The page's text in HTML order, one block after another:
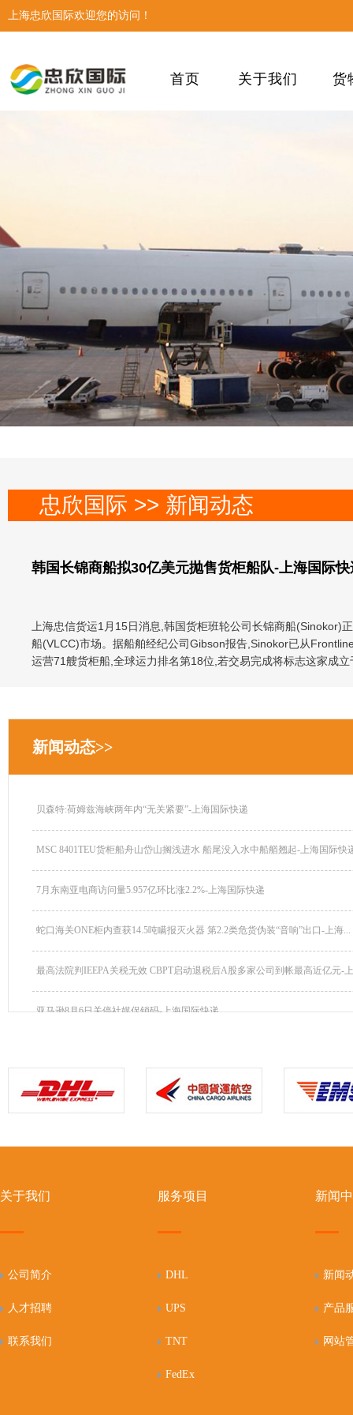
上海忠欣国际欢迎您的访问！
首页 关于我们 货
忠欣国际 >> 新闻动态
韩国长锦商船拟30亿美元抛售货柜船队-上海国际快
上海忠信货运1月15日消息,韩国货柜班轮公司长锦商船
船(VLCC)市场。据船舶经纪公司Gibson报告,Sinokor已从
运营71艘货柜船,全球运力排名第18位,若交易完成将标志这家成
新闻动态>>
贝森特:荷姆兹海峡两年内“无关紧要”-上海国际快递
MSC 8401TEU货柜船舟山岱山搁浅进水 船尾没入水中船艏翘起-上海国际快
7月东南亚电商访问量5.957亿环比涨2.2%-上海国际快递
蛇口海关ONE柜内查获14.5吨瞒报灭火器 第2.2类危货伪装“音响”出口-上海...
最高法院判IEEPA关税无效 CBPT启动退税后A股多家公司到帐最高近亿元-
亚马逊8月6日关停社媒促销码-上海国际快递
关于我们
公司简介
人才招聘
联系我们
服务项目
DHL
UPS
TNT
FedEx
新闻
新闻
产品
网站